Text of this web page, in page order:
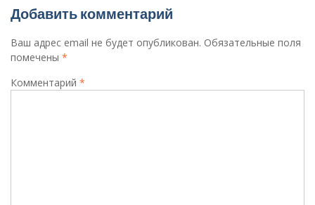
Добавить комментарий
Ваш адрес email не будет опубликован. Обязательные поля
помечены *
Комментарий *